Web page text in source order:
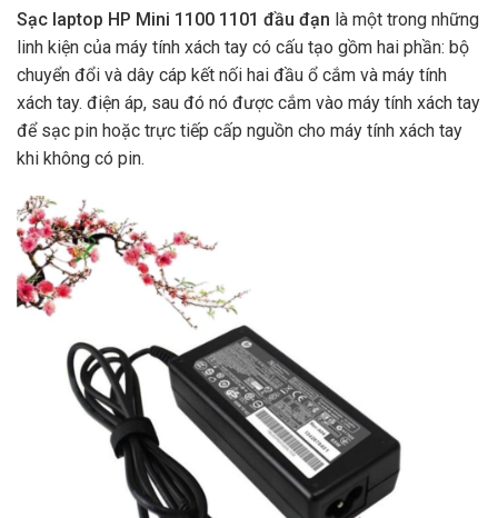
Sạc laptop HP Mini 1100 1101 đầu đạn là một trong những
linh kiện của máy tính xách tay có cấu tạo gồm hai phần: bộ
chuyển đổi và dây cáp kết nối hai đầu ổ cắm và máy tính
xách tay. điện áp, sau đó nó được cắm vào máy tính xách tay
để sạc pin hoặc trực tiếp cấp nguồn cho máy tính xách tay
khi không có pin.